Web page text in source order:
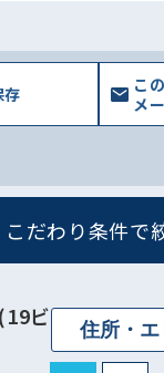
存
こ
メ
こだわり条件で
(19ビル)